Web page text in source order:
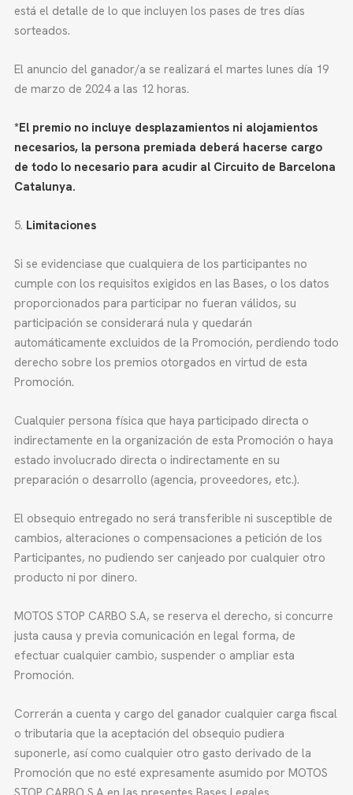
está el detalle de lo que incluyen los pases de tres días
sorteados.
El anuncio del ganador/a se realizará el martes lunes día 19
de marzo de 2024 a las 12 horas.
*El premio no incluye desplazamientos ni alojamientos
necesarios, la persona premiada deberá hacerse cargo
de todo lo necesario para acudir al Circuito de Barcelona
Catalunya.
Limitaciones
Si se evidenciase que cualquiera de los participantes no
cumple con los requisitos exigidos en las Bases, o los datos
proporcionados para participar no fueran válidos, su
participación se considerará nula y quedarán
automáticamente excluidos de la Promoción, perdiendo todo
derecho sobre los premios otorgados en virtud de esta
Promoción.
Cualquier persona física que haya participado directa o
indirectamente en la organización de esta Promoción o haya
estado involucrado directa o indirectamente en su
preparación o desarrollo (agencia, proveedores, etc.).
El obsequio entregado no será transferible ni susceptible de
cambios, alteraciones o compensaciones a petición de los
Participantes, no pudiendo ser canjeado por cualquier otro
producto ni por dinero.
MOTOS STOP CARBO S.A, se reserva el derecho, si concurre
justa causa y previa comunicación en legal forma, de
efectuar cualquier cambio, suspender o ampliar esta
Promoción.
Correrán a cuenta y cargo del ganador cualquier carga fiscal
o tributaria que la aceptación del obsequio pudiera
suponerle, así como cualquier otro gasto derivado de la
Promoción que no esté expresamente asumido por MOTOS